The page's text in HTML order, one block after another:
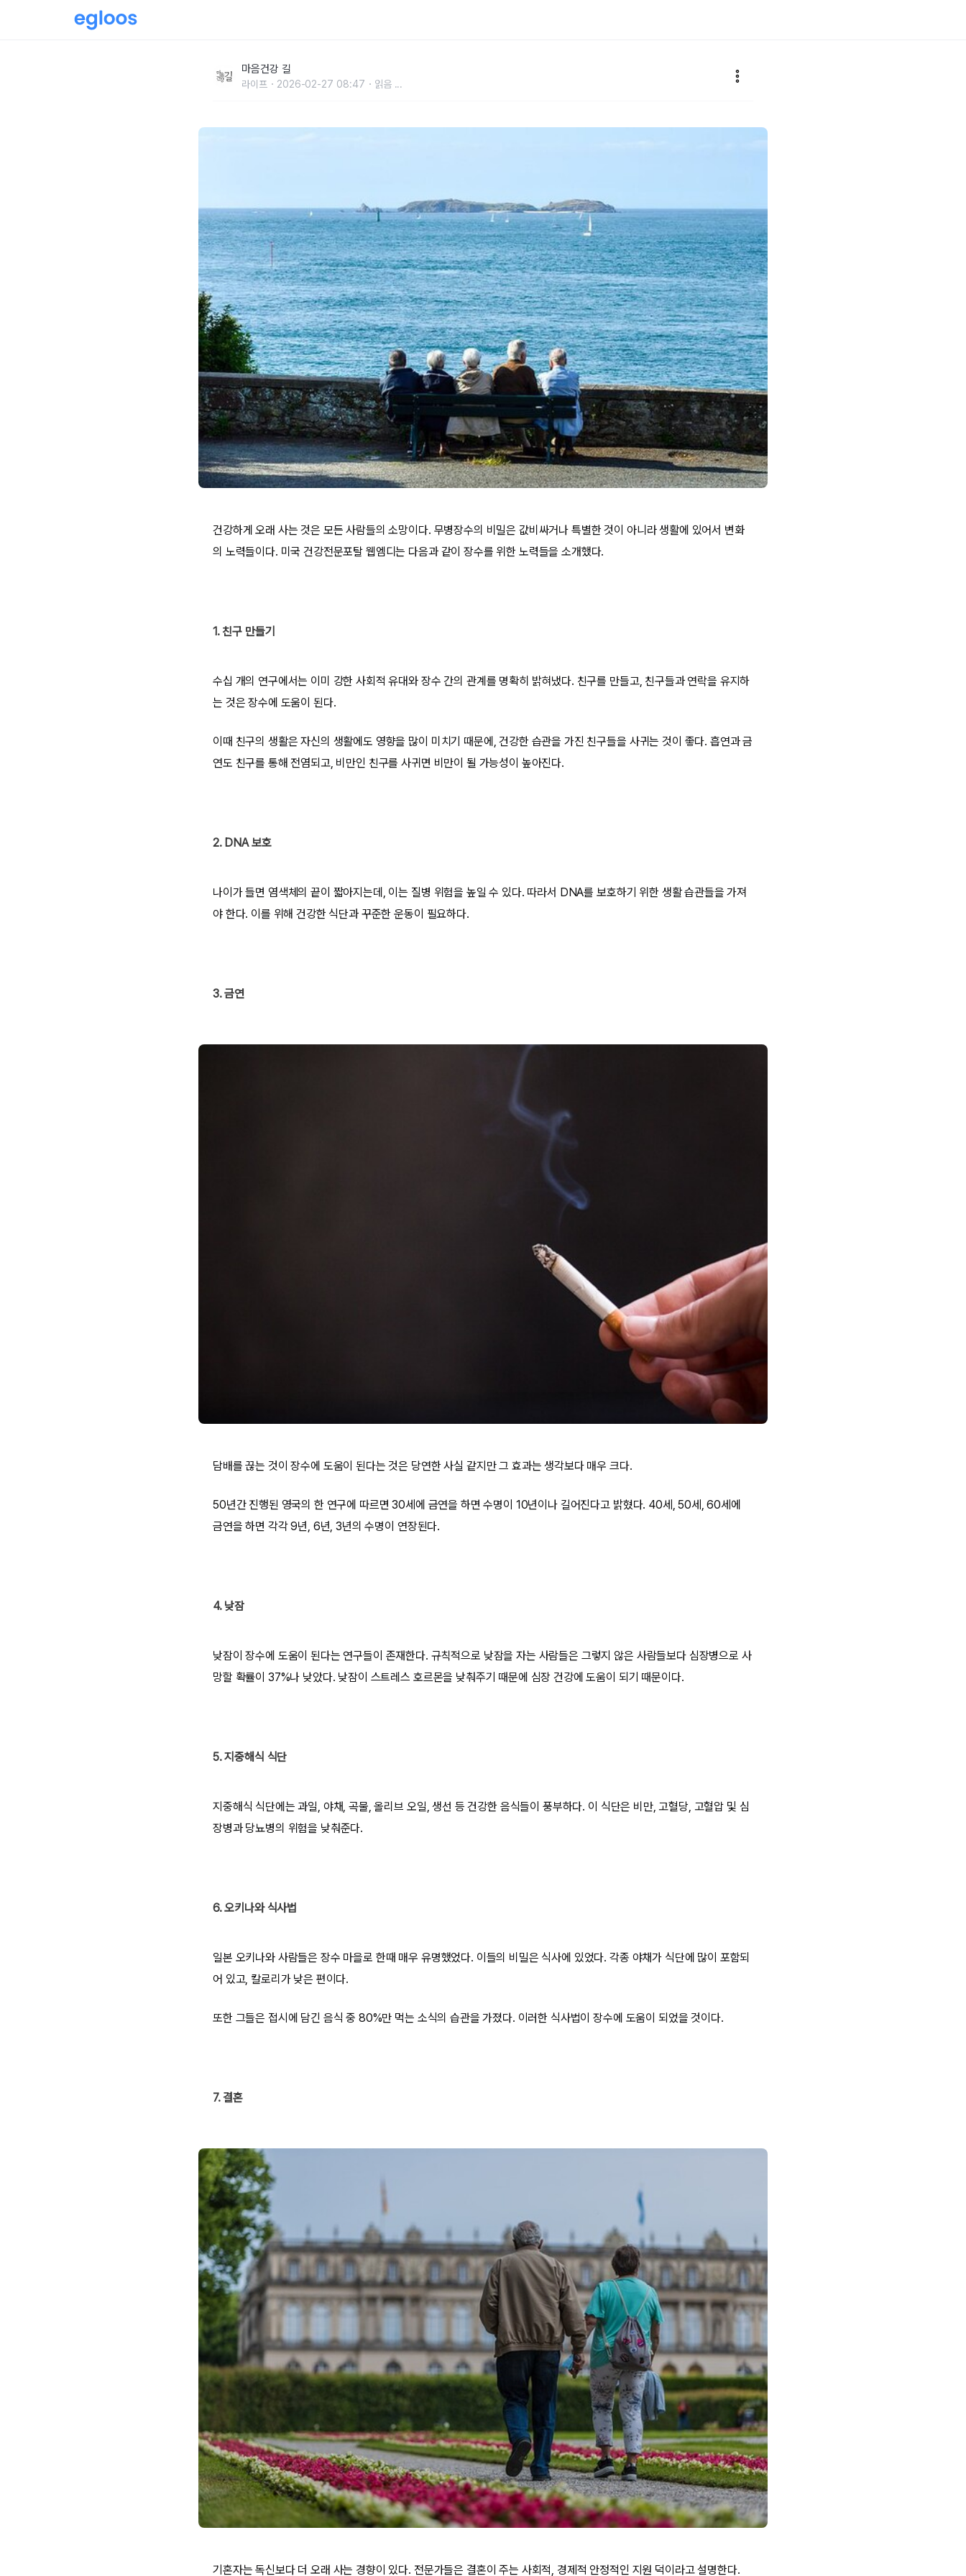
마음건강 길
라이프 2026-02-27 08:47 읽음 ...
건강하게 오래 사는 것은 모든 사람들의 소망이다. 무병장수의 비밀은 값비싸거나 특별한 것이 아니라 생활에 있어서 변화
의 노력들이다. 미국 건강전문포탈 웹엠디는 다음과 같이 장수를 위한 노력들을 소개했다.
1. 친구 만들기
수십 개의 연구에서는 이미 강한 사회적 유대와 장수 간의 관계를 명확히 밝혀냈다. 친구를 만들고, 친구들과 연락을 유지하
는 것은 장수에 도움이 된다.
이때 친구의 생활은 자신의 생활에도 영향을 많이 미치기 때문에, 건강한 습관을 가진 친구들을 사귀는 것이 좋다. 흡연과 금
연도 친구를 통해 전염되고, 비만인 친구를 사귀면 비만이 될 가능성이 높아진다.
2. DNA 보호
나이가 들면 염색체의 끝이 짧아지는데, 이는 질병 위험을 높일 수 있다. 따라서 DNA를 보호하기 위한 생활 습관들을 가져
야 한다. 이를 위해 건강한 식단과 꾸준한 운동이 필요하다.
3. 금연
담배를 끊는 것이 장수에 도움이 된다는 것은 당연한 사실 같지만 그 효과는 생각보다 매우 크다.
50년간 진행된 영국의 한 연구에 따르면 30세에 금연을 하면 수명이 10년이나 길어진다고 밝혔다. 40세, 50세, 60세에
금연을 하면 각각 9년, 6년, 3년의 수명이 연장된다.
4. 낮잠
낮잠이 장수에 도움이 된다는 연구들이 존재한다. 규칙적으로 낮잠을 자는 사람들은 그렇지 않은 사람들보다 심장병으로 사
망할 확률이 37%나 낮았다. 낮잠이 스트레스 호르몬을 낮춰주기 때문에 심장 건강에 도움이 되기 때문이다.
5. 지중해식 식단
지중해식 식단에는 과일, 야채, 곡물, 올리브 오일, 생선 등 건강한 음식들이 풍부하다. 이 식단은 비만, 고혈당, 고혈압 및 심
장병과 당뇨병의 위험을 낮춰준다.
6. 오키나와 식사법
일본 오키나와 사람들은 장수 마을로 한때 매우 유명했었다. 이들의 비밀은 식사에 있었다. 각종 야채가 식단에 많이 포함되
어 있고, 칼로리가 낮은 편이다.
또한 그들은 접시에 담긴 음식 중 80%만 먹는 소식의 습관을 가졌다. 이러한 식사법이 장수에 도움이 되었을 것이다.
7. 결혼
기혼자는 독신보다 더 오래 사는 경향이 있다. 전문가들은 결혼이 주는 사회적, 경제적 안정적인 지원 덕이라고 설명한다.